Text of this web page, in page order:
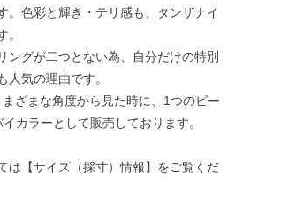
。色彩と輝き・テリ感も、タンザナイ
。
ングが二つとない為、自分だけの特別
人気の理由です。
ざまな角度から見た時に、1つのピー
カラーとして販売しております。
は【サイズ（採寸）情報】をご覧くだ